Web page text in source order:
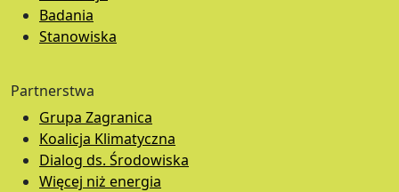
Badania
Stanowiska
Partnerstwa
Grupa Zagranica
Koalicja Klimatyczna
Dialog ds. Środowiska
Więcej niż energia